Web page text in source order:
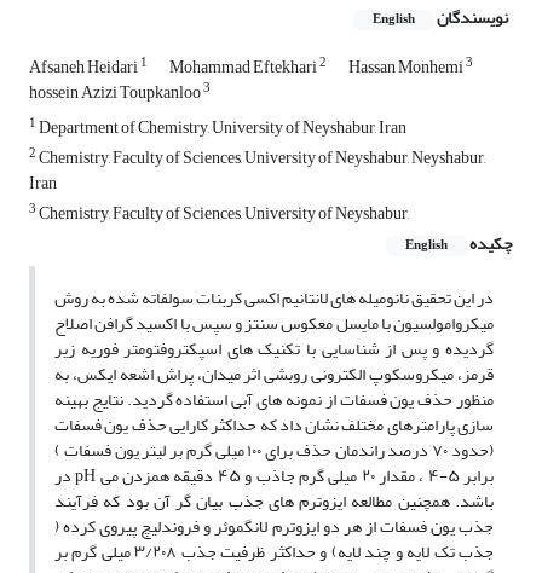
نویسندگان English
Afsaneh Heidari1 Mohammad Eftekhari2 Hassan Monhemi3
hossein Azizi Toupkanloo3
1Department of Chemistry, University of Neyshabur, Iran
2Chemistry, Faculty of Sciences, University of Neyshabur, Neyshabur,
Iran
3Chemistry, Faculty of Sciences, University of Neyshabur,
چکیده
English
در این تحقیق نانومیله های لانتانیم اکسی کربنات سولفاته شده به روش
میکروامولسیون با مایسل معکوس سنتز و سپس با اکسید گرافن اصلاح
گردیده و پس از شناسایی با تکنیک های اسپکتروفتومتر فوریه زیر
قرمز، میکروسکوپ الکترونی روبشی اثر میدان، پراش اشعه ایکس، به
منظور حذف یون فسفات از نمونه های آبی استفاده گردید. نتایج بهینه
سازی پارامترهای مختلف نشان داد که حداکثر کارایی حذف یون فسفات
(حدود ۷۰ درصد راندمان حذف برای ۱۰۰ میلی گرم بر لیتر یون فسفات )
در pH برابر ۵-۴ ، مقدار ۲۰ میلی گرم جاذب و ۴۵ دقیقه همزدن می
باشد. همچنین مطالعه ایزوترم های جذب بیان گر آن بود که فرآیند
جذب یون فسفات از هر دو ایزوترم لانگموئر و فروندلیچ پیروی کرده (
جذب تک لایه و چند لایه) و حداکثر ظرفیت جذب ۳/۲۰۸ میلی گرم بر